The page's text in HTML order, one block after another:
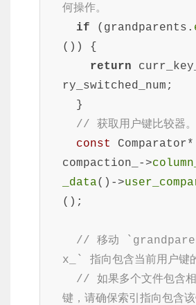
何操作。
if (grandparents.
()) {
return
ry_switched_num;
// 获取用户键比较器。
const
compaction_->
_data()->
();
// 移动
x_` 指向包含当前用户键
// 如果多个文件包含
键，请确保索引指向包含